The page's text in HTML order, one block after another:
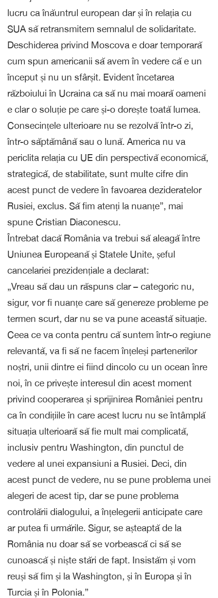
lucru ca înăuntrul european dar și în relația cu
SUA să retransmitem semnalul de solidaritate.
Deschiderea privind Moscova e doar temporară
cum spun americanii să avem în vedere că e un
început și nu un sfârșit. Evident încetarea
războiului în Ucraina ca să nu mai moară oameni
e clar o soluție pe care și-o dorește toată lumea.
Consecințele ulterioare nu se rezolvă într-o zi,
într-o săptămână sau o lună. America nu va
periclita relația cu UE din perspectivă economică,
strategică, de stabilitate, sunt multe cifre din
acest punct de vedere în favoarea dezideratelor
Rusiei, exclus. Să fim atenți la nuanțe”, mai
spune Cristian Diaconescu.
Întrebat dacă România va trebui să aleagă între
Uniunea Europeană și Statele Unite, șeful
cancelariei prezidențiale a declarat:
„Vreau să dau un răspuns clar – categoric nu,
sigur, vor fi nuanțe care să genereze probleme pe
termen scurt, dar nu se va pune această situație.
Ceea ce va conta pentru că suntem într-o regiune
relevantă, va fi să ne facem înțeleși partenerilor
noștri, unii dintre ei fiind dincolo cu un ocean înre
noi, în ce privește interesul din acest moment
privind cooperarea și sprijinirea României pentru
ca în condițiile în care acest lucru nu se întâmplă
situația ulterioară să fie mult mai complicată,
inclusiv pentru Washington, din punctul de
vedere al unei expansiuni a Rusiei. Deci, din
acest punct de vedere, nu se pune problema unei
alegeri de acest tip, dar se pune problema
controlării dialogului, a înțelegerii anticipate care
ar putea fi urmările. Sigur, se așteaptă de la
România nu doar să se vorbească ci să se
cunoască și niște stări de fapt. Insistăm și vom
reuși să fim și la Washington, și în Europa și în
Turcia și în Polonia.”